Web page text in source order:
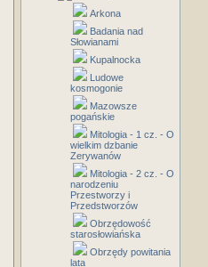
Arkona
Badania nad
Słowianami
Kupalnocka
Ludowe
kosmogonie
Mazowsze
pogańskie
Mitologia - 1 cz. - O
wielkim dzbanie
Zerywanów
Mitologia - 2 cz. - O
narodzeniu
Przestworzy i
Przedstworzów
Obrzędowość
starosłowiańska
Obrzędy powitania
lata